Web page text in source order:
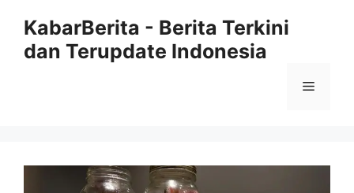
KabarBerita - Berita Terkini
dan Terupdate Indonesia
Menu